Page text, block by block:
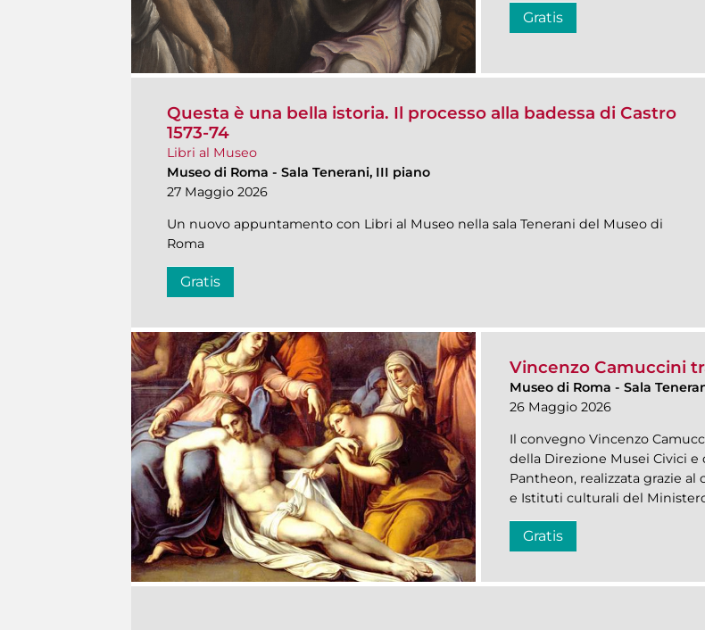
Gratis
Questa è una bella istoria. Il processo alla badessa di Castro
1573-74
Libri al Museo
Museo di Roma - Sala Tenerani, III piano
27 Maggio 2026
Un nuovo appuntamento con Libri al Museo nella sala Tenerani del Museo di
Roma
Gratis
Vincenzo Camuccini
Museo di Roma - Sala
26 Maggio 2026
Il convegno Vincenzo
della Direzione Musei Civici
Pantheon, realizzata grazie
e Istituti culturali del
Gratis